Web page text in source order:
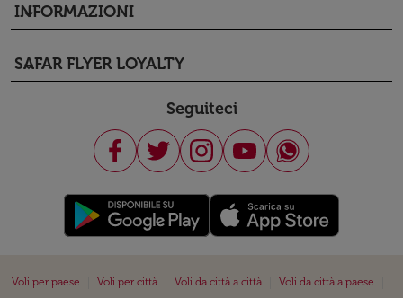
INFORMAZIONI
keyboard_arrow_down
SAFAR FLYER LOYALTY
keyboard_arrow_down
Seguiteci
Voli per paese Voli per città Voli da città a città Voli da città a paese